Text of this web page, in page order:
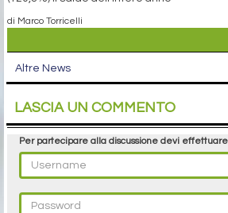
di Marco Torricelli
Altre News
LASCIA UN COMMENTO
Per partecipare alla discussione devi effettuare